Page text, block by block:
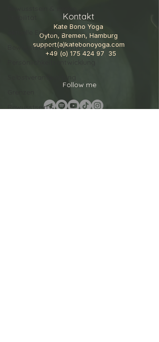
Aktuelle Energien
Bewusstsein & Wandel
Bewusstsein &
Kontakt
Kate Bono Yoga
Oyten, Bremen, Hamburg
support(a)katebonoyoga.com
+49 (o) 175 424 97 35
Follow me